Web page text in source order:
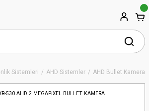
Sistemleri AHD Sistemler AHD Bullet